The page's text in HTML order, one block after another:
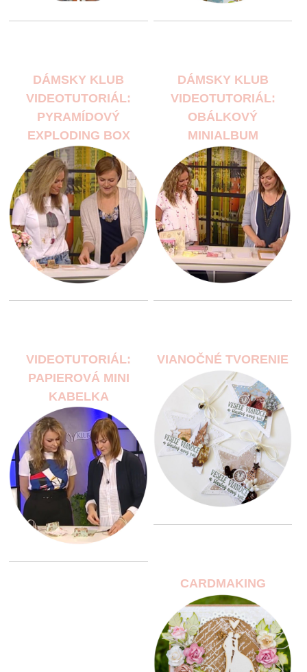
DÁMSKY KLUB
VIDEOTUTORIÁL:
PYRAMÍDOVÝ
EXPLODING BOX
DÁMSKY KLUB
VIDEOTUTORIÁL:
OBÁLKOVÝ
MINIALBUM
VIDEOTUTORIÁL:
PAPIEROVÁ MINI
KABELKA
VIANOČNÉ TVORENIE
CARDMAKING